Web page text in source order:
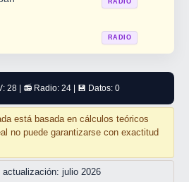
RADIO
RADIO
28 | 📻 Radio: 24 | 💾 Datos: 0
está basada en cálculos teóricos
no puede garantizarse con exactitud
actualización: julio 2026